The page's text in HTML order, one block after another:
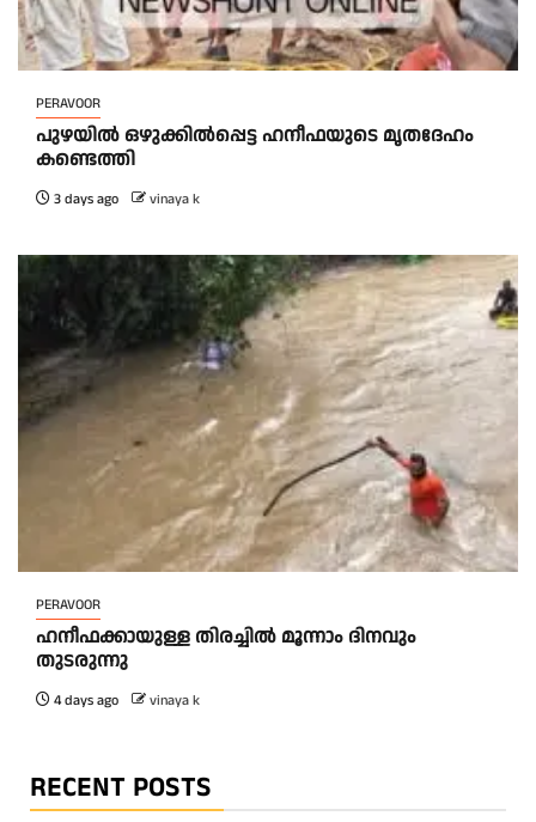
PERAVOOR
പുഴയിൽ ഒഴുക്കിൽപ്പെട്ട ഹനീഫയുടെ മൃതദേഹം
കണ്ടെത്തി
3 days ago vinaya k
PERAVOOR
ഹനീഫക്കായുള്ള തിരച്ചിൽ മൂന്നാം ദിനവും
തുടരുന്നു
4 days ago vinaya k
RECENT POSTS